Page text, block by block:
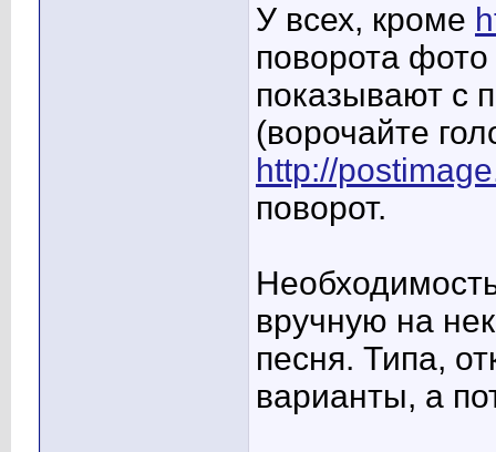
У всех, кроме
поворота
показывают с
(ворочайте
http://
поворот.
вручную на
песня. Типа,
варианты, а